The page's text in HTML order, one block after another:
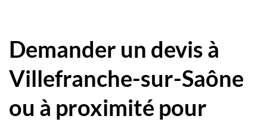
Demander un devis à
Villefranche-sur-Saône
ou à proximité pour